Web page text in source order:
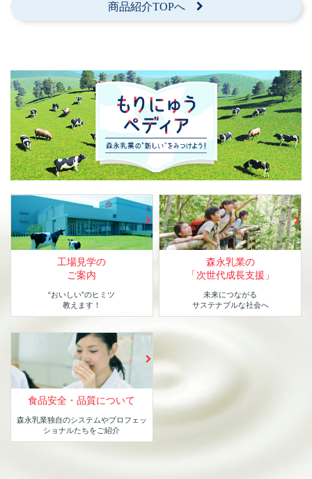
商品紹介TOPへ
工場見学の
ご案内
“おいしい”のヒミツ
教えます！
森永乳業の
「次世代成長支援」
未来につながる
サステナブルな社会へ
食品安全・品質について
森永乳業独自のシステムやプロフェッ
ショナルたちをご紹介